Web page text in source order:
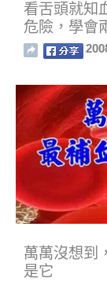
看舌頭就知
危險，學會
萬萬沒想到
是它